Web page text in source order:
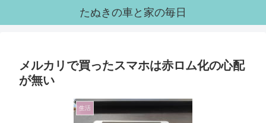
たぬきの車と家の毎日
メルカリで買ったスマホは赤ロム化の心配
が無い
生活